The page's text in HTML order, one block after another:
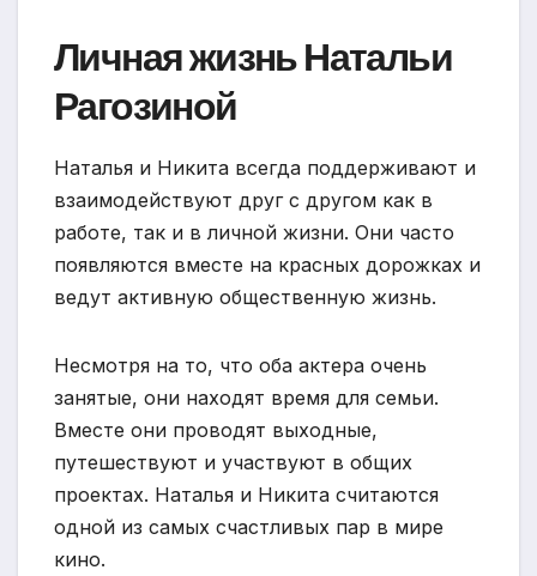
Личная жизнь Натальи
Рагозиной
Наталья и Никита всегда поддерживают и
взаимодействуют друг с другом как в
работе, так и в личной жизни. Они часто
появляются вместе на красных дорожках и
ведут активную общественную жизнь.
Несмотря на то, что оба актера очень
занятые, они находят время для семьи.
Вместе они проводят выходные,
путешествуют и участвуют в общих
проектах. Наталья и Никита считаются
одной из самых счастливых пар в мире
кино.